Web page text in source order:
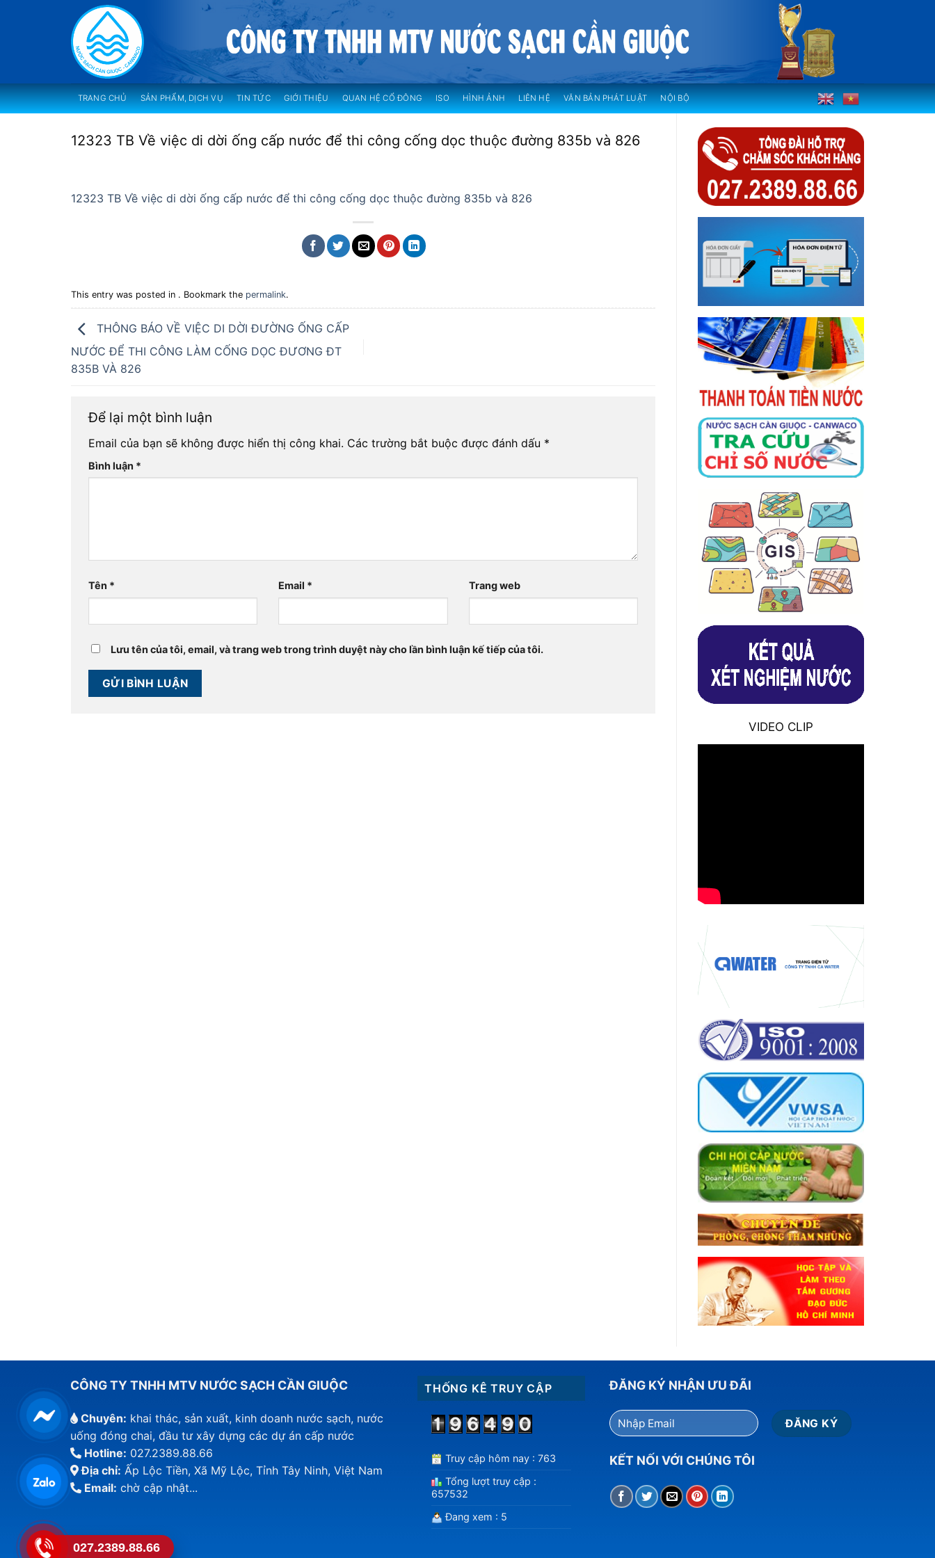
TRANG CHỦ SẢN PHẨM, DỊCH VỤ TIN TỨC GIỚI THIỆU QUAN HỆ CỔ ĐÔNG ISO HÌNH ẢNH LIÊN HỆ VĂN BẢN PHÁT LUẬT NỘI BỘ
12323 TB Về việc di dời ống cấp nước để thi công cống dọc thuộc đường 835b và 826
12323 TB Về việc di dời ống cấp nước để thi công cống dọc thuộc đường 835b và 826
This entry was posted in . Bookmark the permalink.
THÔNG BÁO VỀ VIỆC DI DỜI ĐƯỜNG ỐNG CẤP
NƯỚC ĐỂ THI CÔNG LÀM CỐNG DỌC ĐƯƠNG ĐT
835B VÀ 826
Để lại một bình luận
Email của bạn sẽ không được hiển thị công khai. Các trường bắt buộc được đánh dấu *
Bình luận *
Tên * Email * Trang web
Lưu tên của tôi, email, và trang web trong trình duyệt này cho lần bình luận kế tiếp của tôi.
VIDEO CLIP
CÔNG TY TNHH MTV NƯỚC SẠCH CẦN GIUỘC
Chuyên: khai thác, sản xuất, kinh doanh nước sạch, nước
uống đóng chai, đầu tư xây dựng các dự án cấp nước
Hotline: 027.2389.88.66
Địa chỉ: Ấp Lộc Tiền, Xã Mỹ Lộc, Tỉnh Tây Ninh, Việt Nam
Email: chờ cập nhật...
THỐNG KÊ TRUY CẬP
Truy cập hôm nay : 763
Tổng lượt truy cập :
657532
Đang xem : 5
ĐĂNG KÝ NHẬN ƯU ĐÃI
KẾT NỐI VỚI CHÚNG TÔI
027.2389.88.66